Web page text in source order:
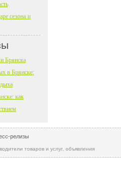
сезона и
Брянска
в Брянске:
как
релизы
товаров и услуг, объявления